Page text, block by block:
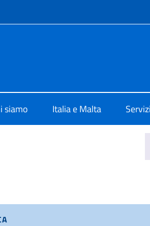
siamo Italia e Malta